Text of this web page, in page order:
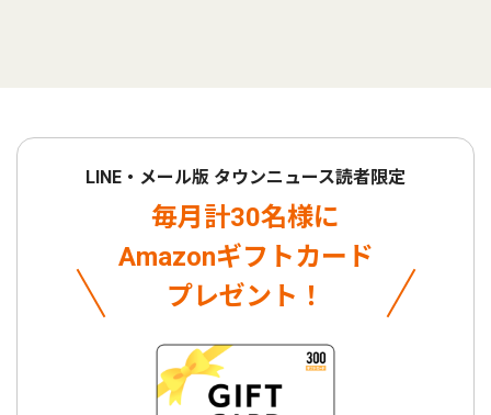
LINE・メール版 タウンニュース読者限定
毎月計30名様に
Amazonギフトカード
プレゼント！